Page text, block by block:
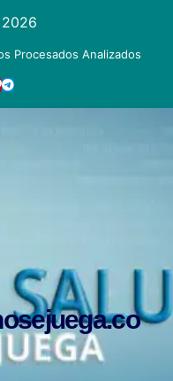
Procesados Analizados